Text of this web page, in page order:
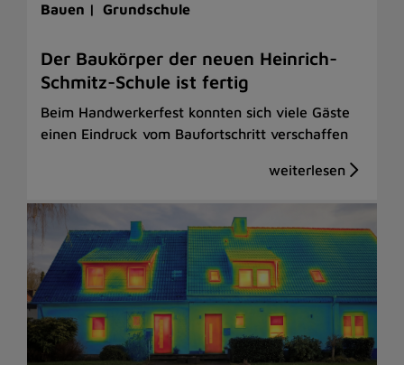
Bauen | Grundschule
Der Baukörper der neuen Heinrich-
Schmitz-Schule ist fertig
Beim Handwerkerfest konnten sich viele Gäste
einen Eindruck vom Baufortschritt verschaffen